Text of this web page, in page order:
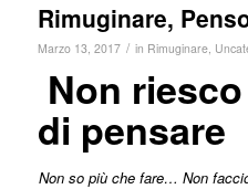
Rimuginare,
Marzo 13, 2017 / in Rimuginare,
Non
di pensare
Non so più che fare… Non